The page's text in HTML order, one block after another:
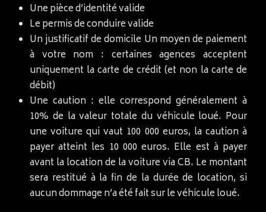
Une pièce d’identité valide
Le permis de conduire valide
Un justificatif de domicile Un moyen de paiement
à votre nom : certaines agences acceptent
uniquement la carte de crédit (et non la carte de
débit)
Une caution : elle correspond généralement à
10% de la valeur totale du véhicule loué. Pour
une voiture qui vaut 100 000 euros, la caution à
payer atteint les 10 000 euros. Elle est à payer
avant la location de la voiture via CB. Le montant
sera restitué à la fin de la durée de location, si
aucun dommage n’a été fait sur le véhicule loué.